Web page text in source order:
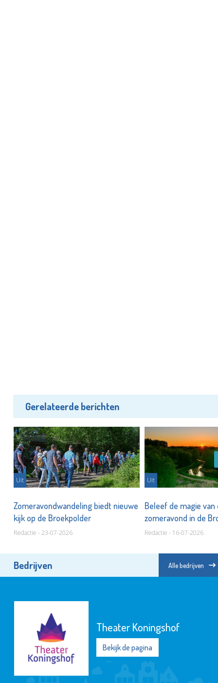
Gerelateerde berichten
Uit
Zomeravondwandeling biedt nieuwe
kijk op de Broekpolder
Redactie - 23-07-2026
Uit
Beleef de magie van
zomeravond in de
Redactie - 16-07-2026
Bedrijven Alle bedrijven
Theater Koningshof
Bekijk de pagina